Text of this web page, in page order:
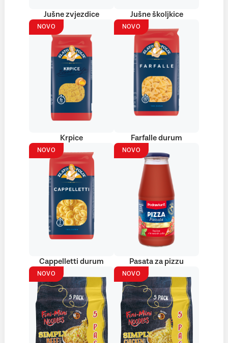
Jušne zvjezdice Jušne školjkice
NOVO
Krpice
NOVO
Farfalle durum
NOVO
Cappelletti durum
NOVO
Pasata za pizzu
NOVO NOVO